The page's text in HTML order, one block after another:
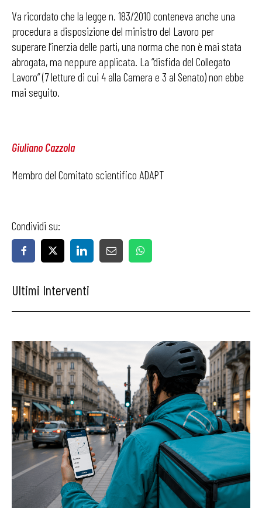
Va ricordato che la legge n. 183/2010 conteneva anche una
procedura a disposizione del ministro del Lavoro per
superare l’inerzia delle parti, una norma che non è mai stata
abrogata, ma neppure applicata. La “disfida del Collegato
Lavoro” (7 letture di cui 4 alla Camera e 3 al Senato) non ebbe
mai seguito.
Giuliano Cazzola
Membro del Comitato scientifico ADAPT
Condividi su:
Ultimi Interventi